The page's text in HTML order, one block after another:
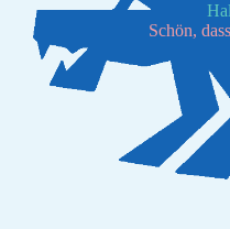
Schön,